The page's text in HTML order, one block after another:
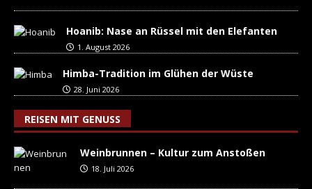
Hoanib: Nase an Rüssel mit den Elefanten
1. August 2026
Himba-Tradition im Glühen der Wüste
28. Juni 2026
REISEN MIT GENUSS
Weinbrunnen – Kultur zum Anstoßen
18. Juli 2026